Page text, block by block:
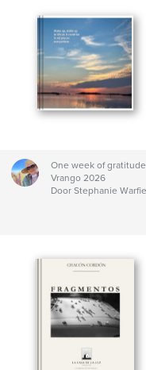
One week of
Vrango 2026
Door Stephanie